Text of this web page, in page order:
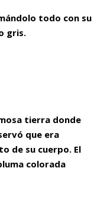
todo con su
gris.
tierra donde
que era
de su cuerpo. El
colorada